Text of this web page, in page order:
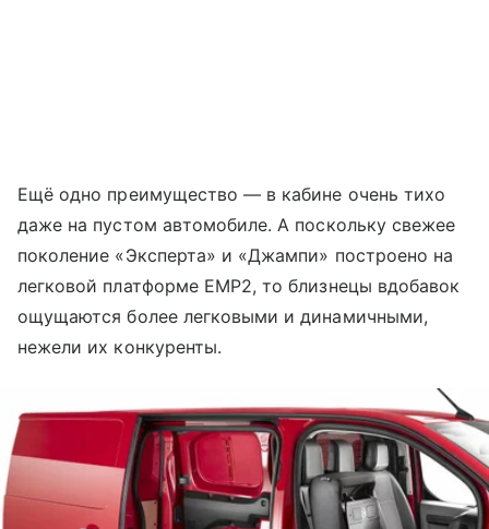
Ещё одно преимущество — в кабине очень тихо
даже на пустом автомобиле. А поскольку свежее
поколение «Эксперта» и «Джампи» построено на
легковой платформе EMP2, то близнецы вдобавок
ощущаются более легковыми и динамичными,
нежели их конкуренты.